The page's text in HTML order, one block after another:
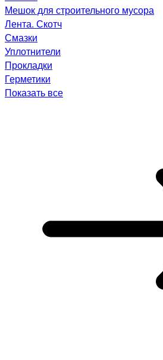
Мешок для строительного мусора
Лента. Скотч
Смазки
Уплотнители
Прокладки
Герметики
Показать все